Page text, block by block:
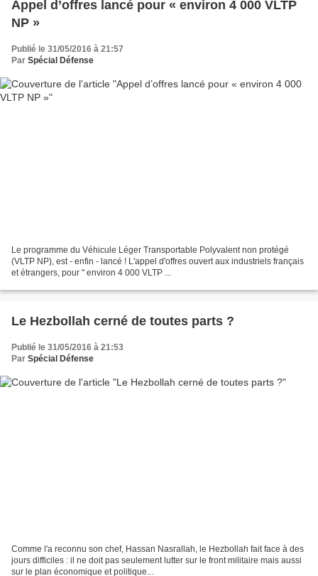
Appel d’offres lancé pour « environ 4 000 VLTP
NP »
Publié le 31/05/2016 à 21:57
Par Spécial Défense
Le programme du Véhicule Léger Transportable Polyvalent non protégé
(VLTP NP), est - enfin - lancé ! L'appel d'offres ouvert aux industriels français
et étrangers, pour " environ 4 000 VLTP ...
Le Hezbollah cerné de toutes parts ?
Publié le 31/05/2016 à 21:53
Par Spécial Défense
Comme l'a reconnu son chef, Hassan Nasrallah, le Hezbollah fait face à des
jours difficiles : il ne doit pas seulement lutter sur le front militaire mais aussi
sur le plan économique et politique...